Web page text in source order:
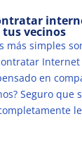
vecinos
más simples
Internet
en
Seguro que